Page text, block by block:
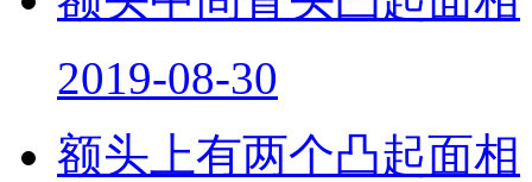
2019-08-30
额头上有两个凸起面相